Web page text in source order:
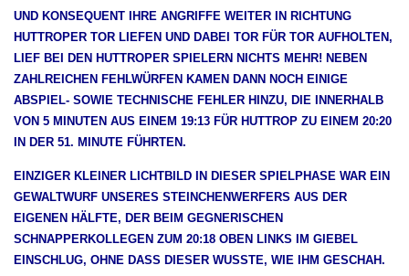
UND KONSEQUENT IHRE ANGRIFFE WEITER IN RICHTUNG
HUTTROPER TOR LIEFEN UND DABEI TOR FÜR TOR AUFHOLTEN,
LIEF BEI DEN HUTTROPER SPIELERN NICHTS MEHR! NEBEN
ZAHLREICHEN FEHLWÜRFEN KAMEN DANN NOCH EINIGE
ABSPIEL- SOWIE TECHNISCHE FEHLER HINZU, DIE INNERHALB
VON 5 MINUTEN AUS EINEM 19:13 FÜR HUTTROP ZU EINEM 20:20
IN DER 51. MINUTE FÜHRTEN.
EINZIGER KLEINER LICHTBILD IN DIESER SPIELPHASE WAR EIN
GEWALTWURF UNSERES STEINCHENWERFERS AUS DER
EIGENEN HÄLFTE, DER BEIM GEGNERISCHEN
SCHNAPPERKOLLEGEN ZUM 20:18 OBEN LINKS IM GIEBEL
EINSCHLUG, OHNE DASS DIESER WUSSTE, WIE IHM GESCHAH.